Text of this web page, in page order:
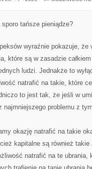
tańsze pieniądze?
wyraźnie pokazuje,
które są w zasadzie
ludzi. Jednakże to
natrafić na takie, które
to jest tak, że jeśli w
najmniejszego problemu z
okazję natrafić na takie
kapitalne są również takie
natrafić na te ubrania,